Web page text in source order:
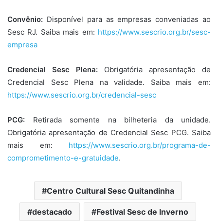
Convênio: Disponível para as empresas conveniadas ao
Sesc RJ. Saiba mais em: https://www.sescrio.org.br/sesc-
empresa
Credencial Sesc Plena: Obrigatória apresentação de
Credencial Sesc Plena na validade. Saiba mais em:
https://www.sescrio.org.br/credencial-sesc
PCG: Retirada somente na bilheteria da unidade.
Obrigatória apresentação de Credencial Sesc PCG. Saiba
mais em: https://www.sescrio.org.br/programa-de-
comprometimento-e-gratuidade.
Centro Cultural Sesc Quitandinha
destacado Festival Sesc de Inverno